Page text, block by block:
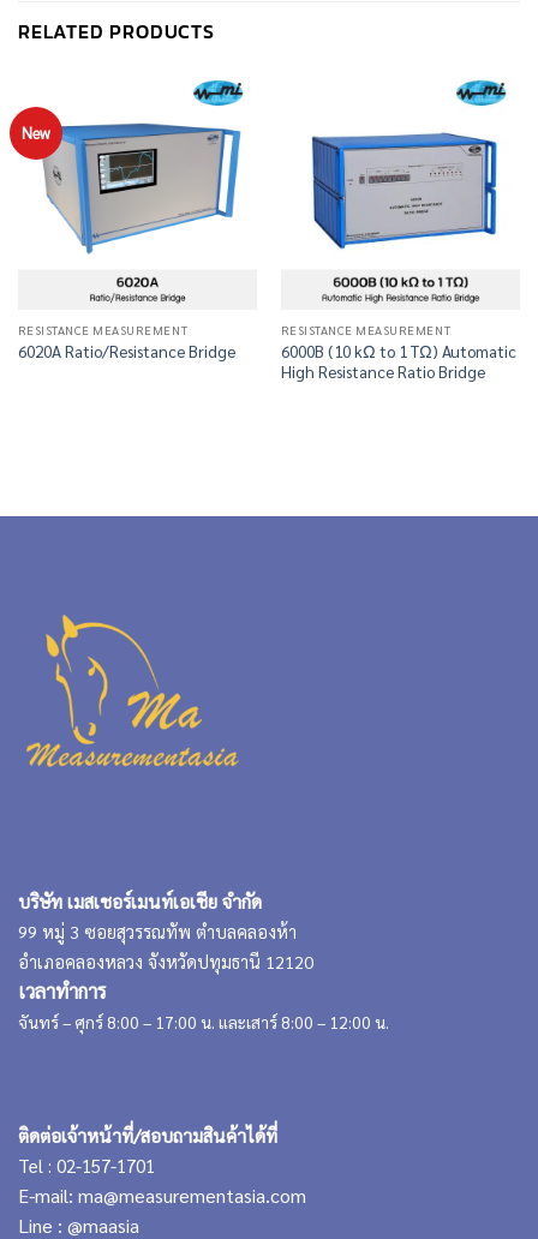
RELATED PRODUCTS
New
RESISTANCE MEASUREMENT
6020A Ratio/Resistance Bridge
RESISTANCE MEASUREMENT
6000B (10 kΩ to 1 TΩ) Automatic
High Resistance Ratio Bridge
บริษัท เมสเชอร์เมนท์เอเชีย จำกัด
99 หมู่ 3 ซอยสุวรรณทัพ ตำบลคลองห้า
อำเภอคลองหลวง จังหวัดปทุมธานี 12120
เวลาทำการ
จันทร์ – ศุกร์ 8:00 – 17:00 น. และเสาร์ 8:00 – 12:00 น.
ติดต่อเจ้าหน้าที่/สอบถามสินค้าได้ที่
Tel : 02-157-1701
E-mail: ma@measurementasia.com
Line : @maasia